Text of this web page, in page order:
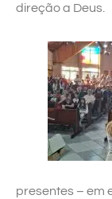
direção a Deus.
presentes – em